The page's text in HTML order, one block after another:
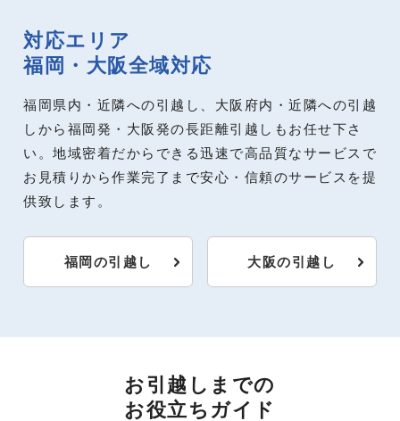
対応エリア
福岡・大阪全域対応
福岡県内・近隣への引越し、大阪府内・近隣への引越
しから福岡発・大阪発の長距離引越しもお任せ下さ
い。地域密着だからできる迅速で高品質なサービスで
お見積りから作業完了まで安心・信頼のサービスを提
供致します。
福岡の引越し 大阪の引越し
お引越しまでの
お役立ちガイド